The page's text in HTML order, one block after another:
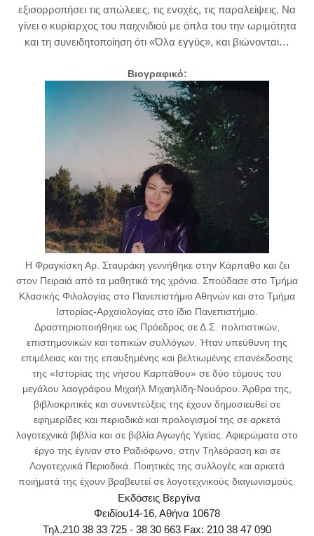
εξισορροπήσει τις απώλειες, τις ενοχές, τις παραλείψεις. Να
γίνει ο κυρίαρχος του παιχνιδιού με όπλα του την ωριμότητα
και τη συνειδητοποίηση ότι «Όλα εγγύς», και βιώνονται…
Βιογραφικό:
Η Φραγκίσκη Αρ. Σταυράκη γεννήθηκε στην Κάρπαθο και ζει
στον Πειραιά από τα μαθητικά της χρόνια. Σπούδασε στο Τμήμα
Κλασικής Φιλολογίας στο Πανεπιστήμιο Αθηνών και στο Τμήμα
Ιστορίας-Αρχαιολογίας στο ίδιο Πανεπιστήμιο.
Δραστηριοποιήθηκε ως Πρόεδρος σε Δ.Σ. πολιτιστικών,
επιστημονικών και τοπικών συλλόγων. Ήταν υπεύθυνη της
επιμέλειας και της επαυξημένης και βελτιωμένης επανέκδοσης
της «Ιστορίας της νήσου Καρπάθου» σε δύο τόμους του
μεγάλου λαογράφου Μιχαήλ Μιχαηλίδη-Νουάρου. Άρθρα της,
βιβλιοκριτικές και συνεντεύξεις της έχουν δημοσιευθεί σε
εφημερίδες και περιοδικά και προλογισμοί της σε αρκετά
λογοτεχνικά βιβλία και σε βιβλία Αγωγής Υγείας. Αφιερώματα στο
έργο της έγιναν στο Ραδιόφωνο, στην Τηλεόραση και σε
Λογοτεχνικά Περιοδικά. Ποιητικές της συλλογές και αρκετά
ποιήματά της έχουν βραβευτεί σε λογοτεχνικούς διαγωνισμούς.
Εκδόσεις Βεργίνα
Φειδίου14-16, Αθήνα 10678
Τηλ.210 38 33 725 - 38 30 663 Fax: 210 38 47 090